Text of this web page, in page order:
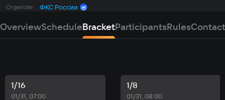
Organizer ФКС России
OverviewScheduleBracketParticipantsRules
1/16
01/31, 07:00
1/8
01/31, 08:00